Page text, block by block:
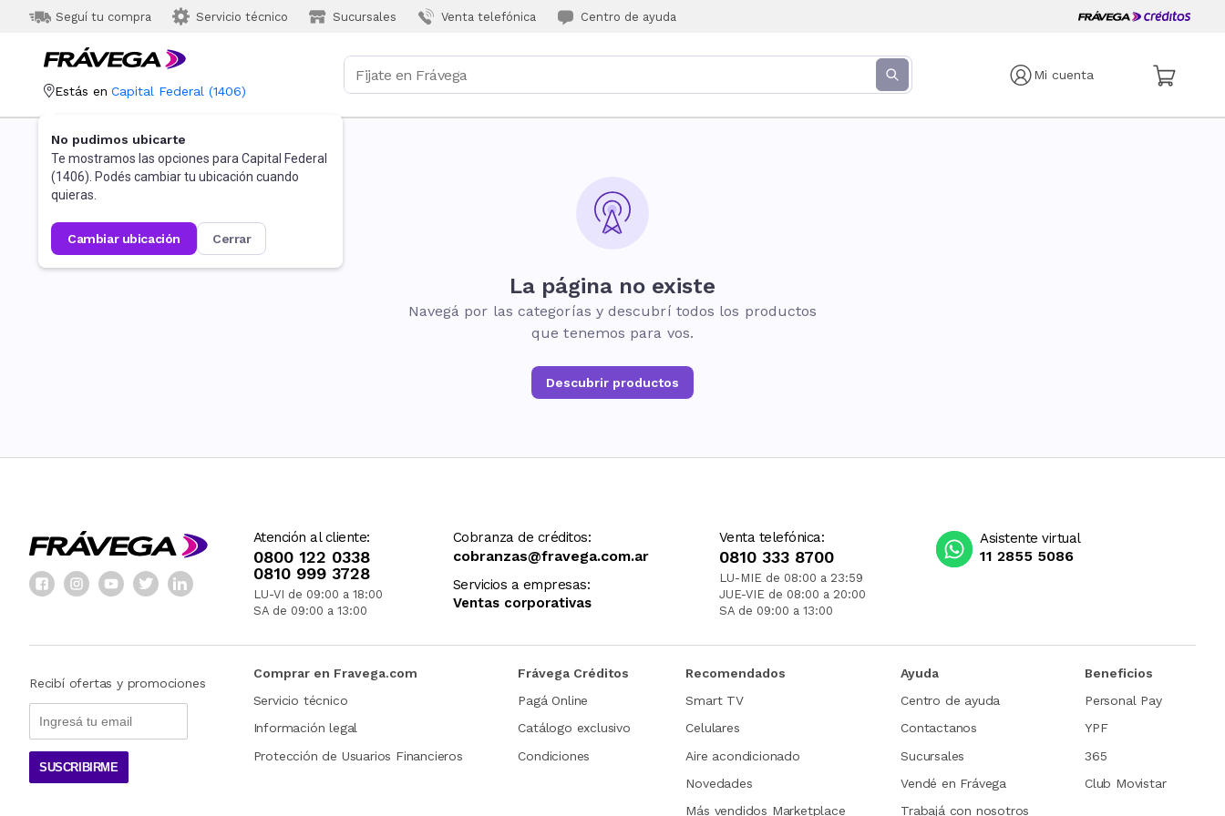
Seguí tu compra Servicio técnico Sucursales Venta telefónica Centro de ayuda
Mi cuenta
Estás en Capital Federal (1406)
No pudimos ubicarte
Te mostramos las opciones para Capital Federal
(1406). Podés cambiar tu ubicación cuando
quieras.
cambiar ubicación cerrar
La página no existe
Navegá por las categorías y descubrí todos los productos
que tenemos para vos.
Descubrir productos
Atención al cliente:
0800 122 0338
0810 999 3728
LU-VI de 09:00 a 18:00
SA de 09:00 a 13:00
Cobranza de créditos:
cobranzas@fravega.com.ar
Servicios a empresas:
Ventas corporativas
Venta telefónica:
0810 333 8700
LU-MIE de 08:00 a 23:59
JUE-VIE de 08:00 a 20:00
SA de 09:00 a 13:00
Asistente virtual
11 2855 5086
Recibí ofertas y promociones
SUSCRIBIRME
Comprar en Fravega.com
Servicio técnico
Información legal
Protección de Usuarios Financieros
Frávega Créditos
Pagá Online
Catálogo exclusivo
Condiciones
Recomendados
Smart TV
Celulares
Aire acondicionado
Novedades
Más vendidos Marketplace
Ayuda
Centro de ayuda
Contactanos
Sucursales
Vendé en Frávega
Trabajá con nosotros
Beneficios
Personal Pay
YPF
365
Club Movistar